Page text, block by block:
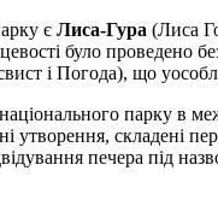
є Лиса-Гура (Лиса
було проведено
і Погода), що
парку в
утворення, складені
печера під